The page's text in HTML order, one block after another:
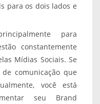
para os dois lados e
para
constantemente
Mídias Sociais. Se
comunicação que
você está
seu Brand